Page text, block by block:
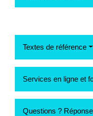
Textes de référence
Services en ligne et
Questions ?